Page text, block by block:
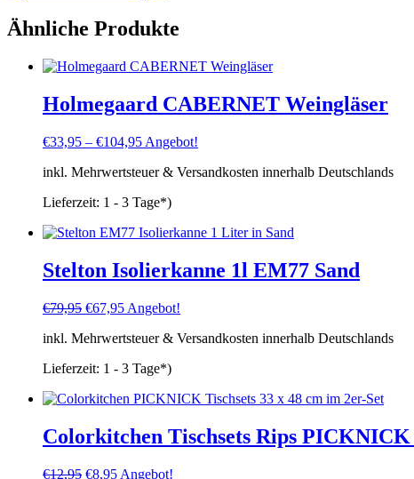
Ähnliche Produkte
Holmegaard CABERNET Weingläser
€33,95 – €104,95 Angebot!
inkl. Mehrwertsteuer & Versandkosten innerhalb Deutschlands
Lieferzeit: 1 - 3 Tage*)
Stelton Isolierkanne 1l EM77 Sand
€79,95 Ursprünglicher
war:
€67,95Aktueller
ist:
Angebot!
inkl. Mehrwertsteuer & Versandkosten innerhalb Deutschlands
Lieferzeit: 1 - 3 Tage*)
Colorkitchen Tischsets Rips PICKNICK
€12,95 Ursprünglicher
€8,95Aktueller
Angebot!